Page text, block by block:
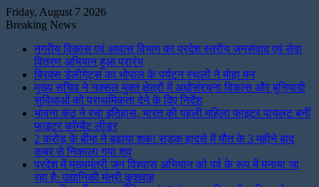
Friday, August 7 2026
Breaking News
नगरीय विकास एवं आवास विभाग का प्रदेश स्तरीय जनसंवाद एवं सेवा
वितरण अभियान हुआ प्रारंभ
ब्रिक्स डेलीगेट्स का भोपाल के पर्यटन स्थलों ने मोहा मन
मुख्य सचिव ने नक्सल मुक्त क्षेत्रों में अधोसंरचना विकास और बुनियादी
सुविधाओं को प्राथमिकता देने के दिए निर्देश
भावना कंठ ने रचा इतिहास, भारत की पहली महिला फाइटर पायलट बनीं
फाइटर कॉम्बैट लीडर
2 करोड़ के बीमा ने बढ़ाया शक! सड़क हादसे में मौत के 3 महीने बाद
कब्र से निकाला गया शव
प्रदेश में मुख्यमंत्री जन विश्वास अभियान को पर्व के रूप में मनाया जा
रहा है: उद्यानिकी मंत्री कुशवाह